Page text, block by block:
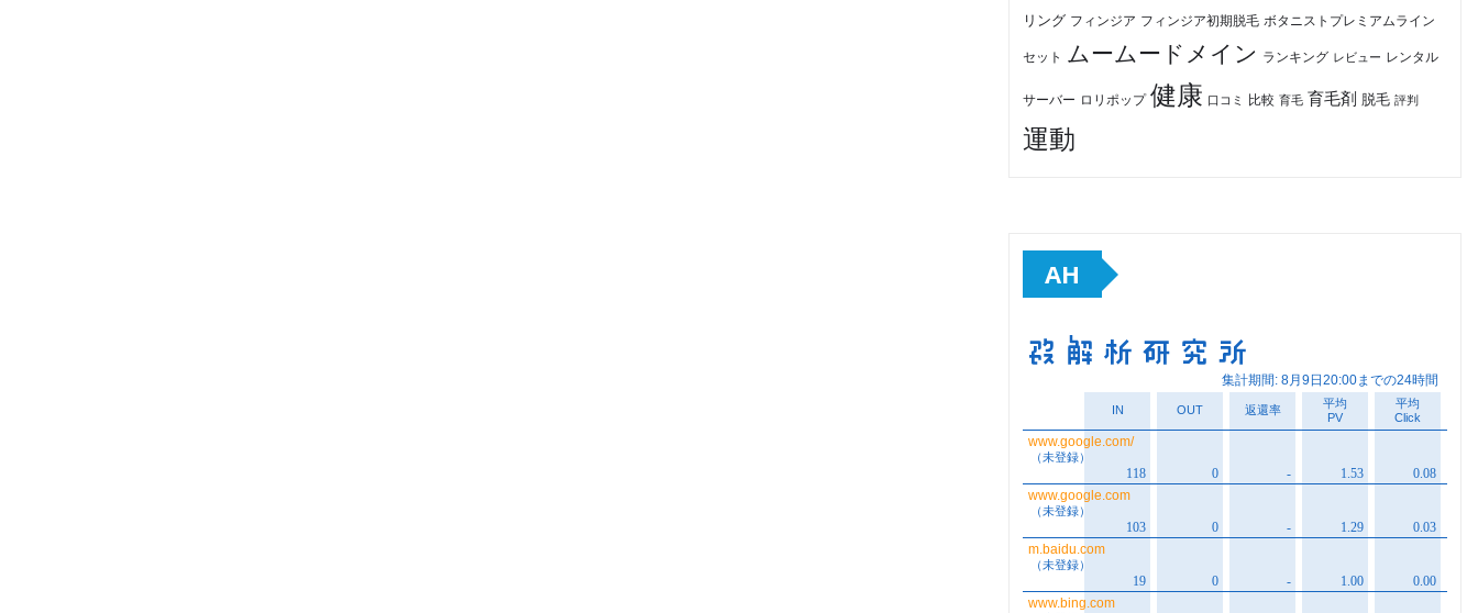
リング フィンジア フィンジア初期脱毛 ボタニストプレミアムライン
セット ムームードメイン ランキング レビュー レンタル
サーバー ロリポップ 健康 口コミ 比較 育毛 育毛剤 脱毛 評判
運動
AH